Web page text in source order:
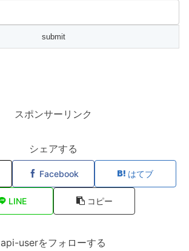
スポンサーリンク
シェアする
Facebook はてブ
LINE コピー
api-userをフォローする